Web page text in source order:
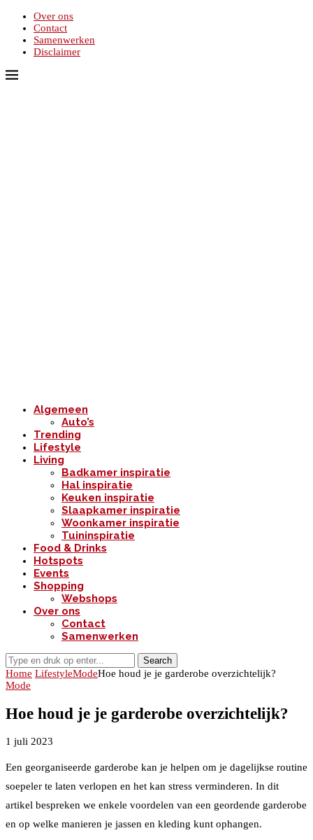
Over ons
Contact
Samenwerken
Disclaimer
Algemeen
Auto’s
Trending
Lifestyle
Living
Badkamer inspiratie
Hal inspiratie
Keuken inspiratie
Slaapkamer inspiratie
Woonkamer inspiratie
Tuininspiratie
Food & Drinks
Hotspots
Events
Shopping
Webshops
Over ons
Contact
Samenwerken
Search
Home LifestyleModeHoe houd je je garderobe overzichtelijk?
Mode
Hoe houd je je garderobe overzichtelijk?
1 juli 2023
Een georganiseerde garderobe kan je helpen om je dagelijkse routine
soepeler te laten verlopen en het kan stress verminderen. In dit
artikel bespreken we enkele voordelen van een geordende garderobe
en op welke manieren je jassen en kleding kunt ophangen.